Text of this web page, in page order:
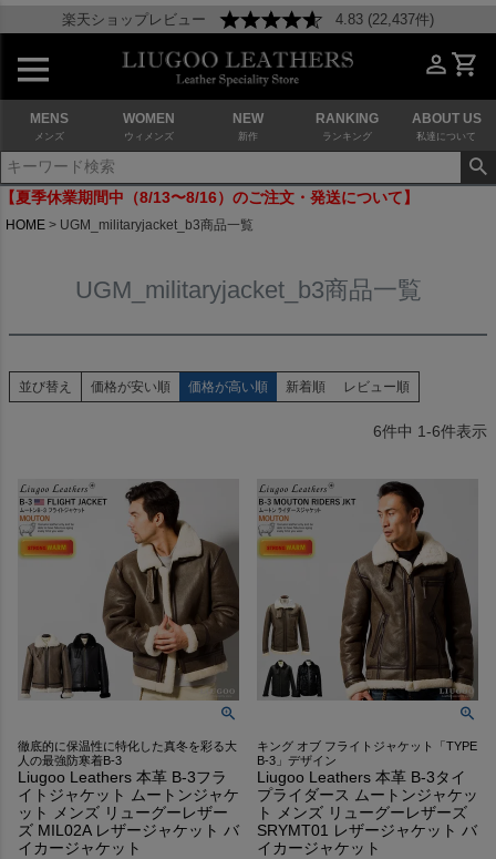
楽天ショップレビュー 4.83 (22,437件)
MENS
メンズ
WOMEN
ウィメンズ
NEW
新作
RANKING
ランキング
ABOUT US
私達について
【夏季休業期間中（8/13〜8/16）のご注文・発送について】
HOME UGM_militaryjacket_b3商品一覧
UGM_militaryjacket_b3商品一覧
並び替え 価格が安い順 価格が高い順 新着順 レビュー順
6件中 1-6件表示
徹底的に保温性に特化した真冬を彩る大
人の最強防寒着B-3
Liugoo Leathers 本革 B-3フラ
イトジャケット ムートンジャケ
ット メンズ リューグーレザー
ズ MIL02A レザージャケット バ
イカージャケット
キング オブ フライトジャケット「TYPE
B-3」デザイン
Liugoo Leathers 本革 B-3タイ
プライダース ムートンジャケッ
ト メンズ リューグーレザーズ
SRYMT01 レザージャケット バ
イカージャケット